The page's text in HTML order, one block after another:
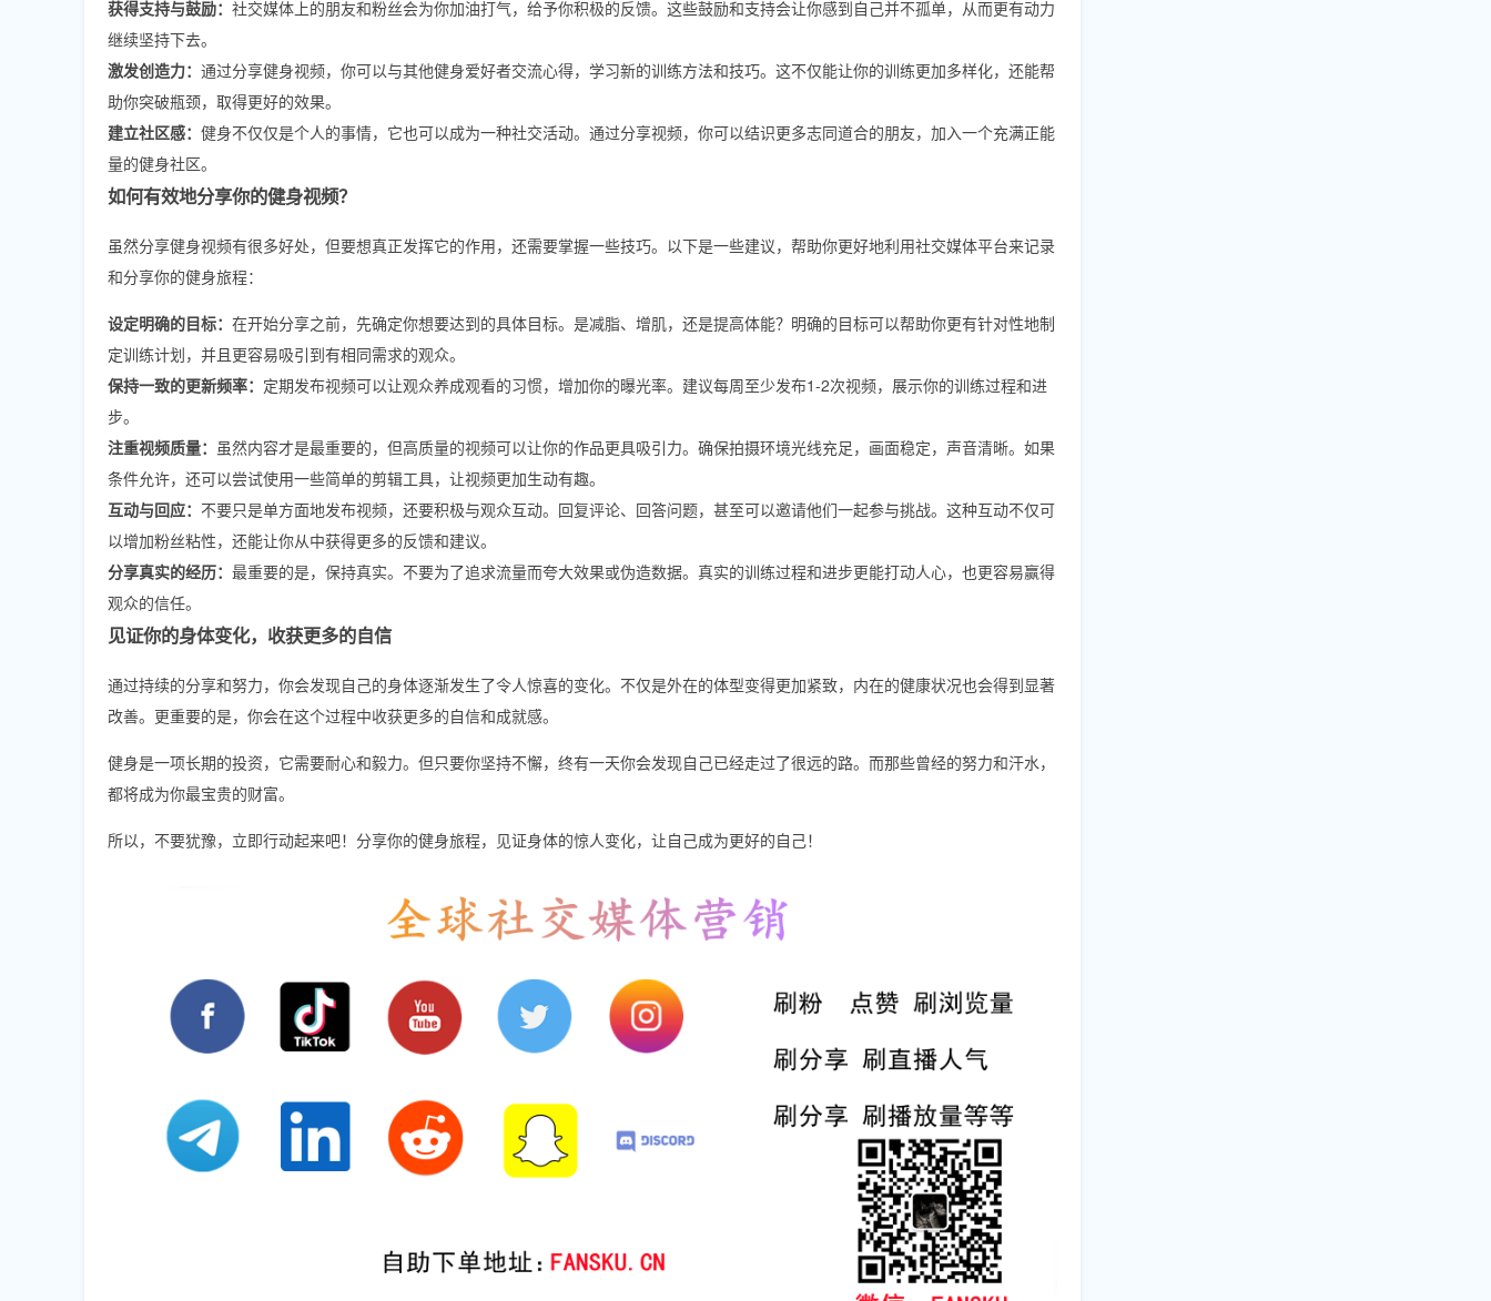
获得支持与鼓励： 社交媒体上的朋友和粉丝会为你加油打气，给予你积极的反馈。这些鼓励和支持会让你感到自己并不孤单，从而更有动力
继续坚持下去。
激发创造力： 通过分享健身视频，你可以与其他健身爱好者交流心得，学习新的训练方法和技巧。这不仅能让你的训练更加多样化，还能帮
助你突破瓶颈，取得更好的效果。
建立社区感： 健身不仅仅是个人的事情，它也可以成为一种社交活动。通过分享视频，你可以结识更多志同道合的朋友，加入一个充满正能
量的健身社区。
如何有效地分享你的健身视频？
虽然分享健身视频有很多好处，但要想真正发挥它的作用，还需要掌握一些技巧。以下是一些建议，帮助你更好地利用社交媒体平台来记录
和分享你的健身旅程：
设定明确的目标： 在开始分享之前，先确定你想要达到的具体目标。是减脂、增肌，还是提高体能？明确的目标可以帮助你更有针对性地制
定训练计划，并且更容易吸引到有相同需求的观众。
保持一致的更新频率： 定期发布视频可以让观众养成观看的习惯，增加你的曝光率。建议每周至少发布1-2次视频，展示你的训练过程和进
步。
注重视频质量： 虽然内容才是最重要的，但高质量的视频可以让你的作品更具吸引力。确保拍摄环境光线充足，画面稳定，声音清晰。如果
条件允许，还可以尝试使用一些简单的剪辑工具，让视频更加生动有趣。
互动与回应： 不要只是单方面地发布视频，还要积极与观众互动。回复评论、回答问题，甚至可以邀请他们一起参与挑战。这种互动不仅可
以增加粉丝粘性，还能让你从中获得更多的反馈和建议。
分享真实的经历： 最重要的是，保持真实。不要为了追求流量而夸大效果或伪造数据。真实的训练过程和进步更能打动人心，也更容易赢得
观众的信任。
见证你的身体变化，收获更多的自信
通过持续的分享和努力，你会发现自己的身体逐渐发生了令人惊喜的变化。不仅是外在的体型变得更加紧致，内在的健康状况也会得到显著
改善。更重要的是，你会在这个过程中收获更多的自信和成就感。
健身是一项长期的投资，它需要耐心和毅力。但只要你坚持不懈，终有一天你会发现自己已经走过了很远的路。而那些曾经的努力和汗水，
都将成为你最宝贵的财富。
所以，不要犹豫，立即行动起来吧！分享你的健身旅程，见证身体的惊人变化，让自己成为更好的自己！